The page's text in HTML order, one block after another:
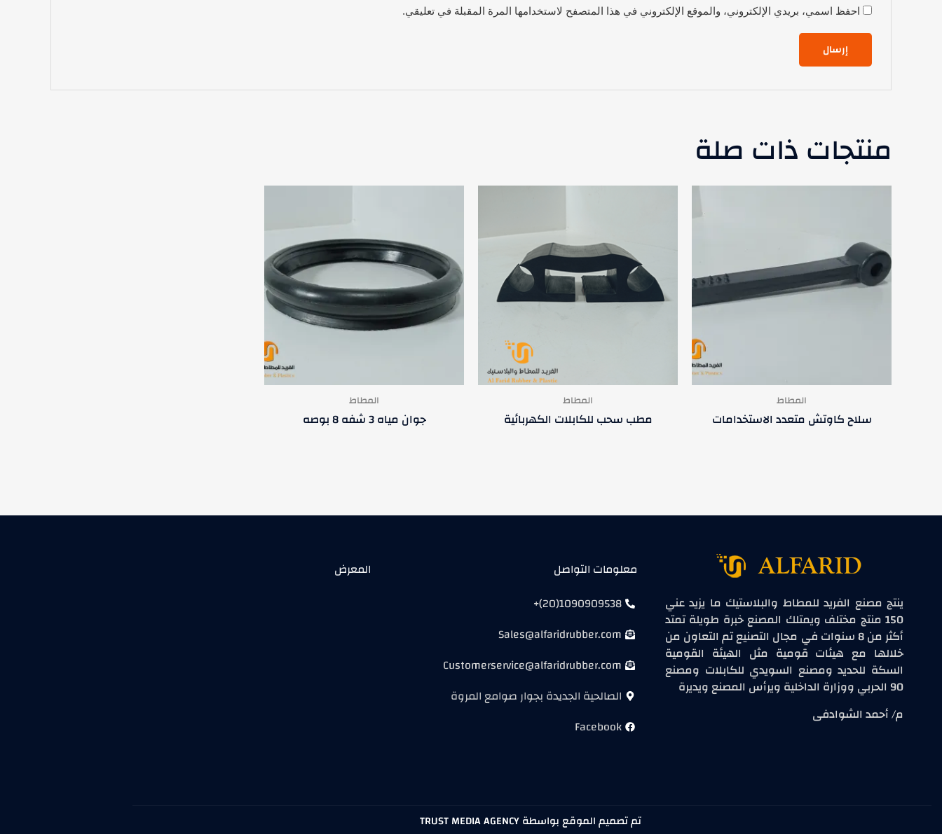
احفظ اسمي، بريدي الإلكتروني، والموقع الإلكتروني في هذا المتصفح لاستخدامها المرة المقبلة في تعليقي.
منتجات ذات صلة
المطاط
سلاح كاوتش متعدد الاستخدامات
المطاط
مطب سحب للكابلات الكهربائية
المطاط
جوان مياه 3 شفه 8 بوصه
ينتج مصنع الفريد للمطاط والبلاستيك ما يزيد عني
150 منتج مختلف ويمتلك المصنع خبرة طويلة تمتد
أكثر من 8 سنوات في مجال التصنيع تم التعاون من
خلالها مع هيئات قومية مثل الهيئة القومية
السكة للحديد ومصنع السويدي للكابلات ومصنع
90 الحربي ووزارة الداخلية ويرأس المصنع ويديرة
م/ أحمد الشوادفى
معلومات التواصل
1090909538(20)+
Sales@alfaridrubber.com
Customerservice@alfaridrubber.com
الصالحية الجديدة بجوار صوامع المروة
Facebook
المعرض
تم تصميم الموقع بواسطة TRUST MEDIA AGENCY